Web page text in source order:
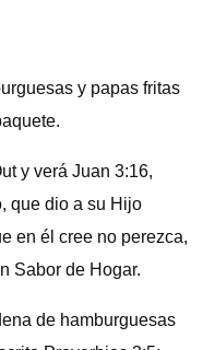
y papas fritas
y verá Juan 3:16,
que dio a su Hijo
en él cree no perezca,
Sabor de Hogar.
de hamburguesas